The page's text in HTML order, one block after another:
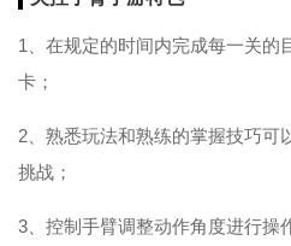
1、在规定的时间内完成每一关的
卡；
2、熟悉玩法和熟练的掌握技巧可
挑战；
3、控制手臂调整动作角度进行操